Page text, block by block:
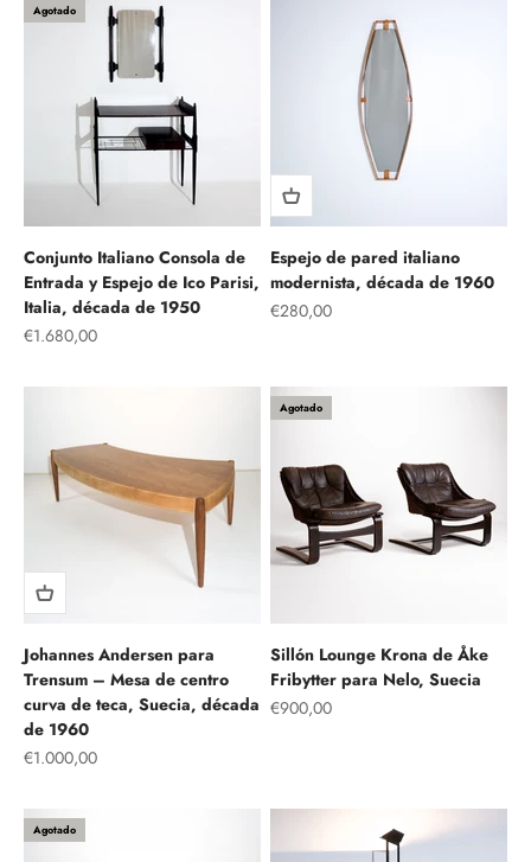
Agotado
Conjunto Italiano Consola de
Entrada y Espejo de Ico Parisi,
Italia, década de 1950
Precio de oferta
€1.680,00
Espejo de pared italiano
modernista, década de 1960
Precio de oferta
€280,00
Johannes Andersen para
Trensum – Mesa de centro
curva de teca, Suecia, década
de 1960
Precio de oferta
€1.000,00
Agotado
Sillón Lounge Krona de Åke
Fribytter para Nelo, Suecia
Precio de oferta
€900,00
Agotado